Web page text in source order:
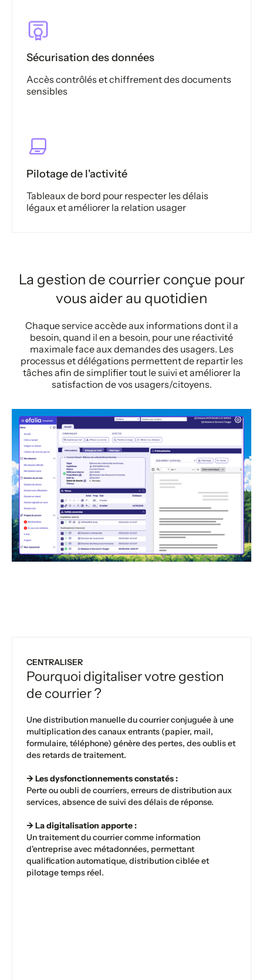
Sécurisation des données
Accès contrôlés et chiffrement des documents
sensibles
Pilotage de l'activité
Tableaux de bord pour respecter les délais
légaux et améliorer la relation usager
La gestion de courrier conçue pour
vous aider au quotidien
Chaque service accède aux informations dont il a
besoin, quand il en a besoin, pour une réactivité
maximale face aux demandes des usagers. Les
processus et délégations permettent de repartir les
tâches afin de simplifier tout le suivi et améliorer la
satisfaction de vos usagers/citoyens.
CENTRALISER
Pourquoi digitaliser votre gestion
de courrier ?
Une distribution manuelle du courrier conjuguée à une
multiplication des canaux entrants (papier, mail,
formulaire, téléphone) génère des pertes, des oublis et
des retards de traitement.
→ Les dysfonctionnements constatés :
Perte ou oubli de courriers, erreurs de distribution aux
services, absence de suivi des délais de réponse.
→ La digitalisation apporte :
Un traitement du courrier comme information
d'entreprise avec métadonnées, permettant
qualification automatique, distribution ciblée et
pilotage temps réel.